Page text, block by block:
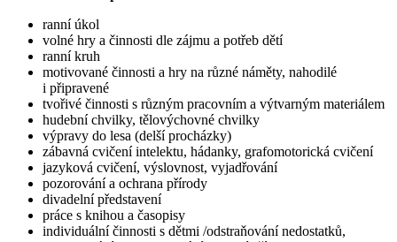
ranní úkol
volné hry a činnosti dle zájmu a potřeb dětí
ranní kruh
motivované činnosti a hry na různé náměty, nahodilé
i připravené
tvořivé činnosti s různým pracovním a výtvarným materiálem
hudební chvilky, tělovýchovné chvilky
výpravy do lesa (delší procházky)
zábavná cvičení intelektu, hádanky, grafomotorická cvičení
jazyková cvičení, výslovnost, vyjadřování
pozorování a ochrana přírody
divadelní představení
práce s knihou a časopisy
individuální činnosti s dětmi /odstraňování nedostatků,